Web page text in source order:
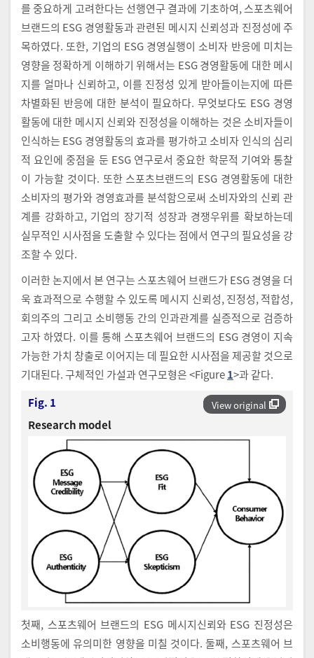
를 중요하게 고려한다는 선행연구 결과에 기초하여, 스포츠웨어
브랜드의 ESG 경영활동과 관련된 메시지 신뢰성과 진정성에 주
목하였다. 또한, 기업의 ESG 경영실행이 소비자 반응에 미치는
영향을 정확하게 이해하기 위해서는 ESG 경영활동에 대한 메시
지를 얼마나 신뢰하고, 이를 진정성 있게 받아들이는지에 따른
차별화된 반응에 대한 분석이 필요하다. 무엇보다도 ESG 경영
활동에 대한 메시지 신뢰와 진정성을 이해하는 것은 소비자들이
인식하는 ESG 경영활동의 효과를 평가하고 소비자 인식의 심리
적 요인에 중점을 둔 ESG 연구로서 중요한 학문적 기여와 통찰
이 가능할 것이다. 또한 스포츠브랜드의 ESG 경영활동에 대한
소비자의 평가와 경영효과를 분석함으로써 소비자와의 신뢰 관
계를 강화하고, 기업의 장기적 성장과 경쟁우위를 확보하는데
실무적인 시사점을 도출할 수 있다는 점에서 연구의 필요성을 강
조할 수 있다.
이러한 논지에서 본 연구는 스포츠웨어 브랜드가 ESG 경영을 더
욱 효과적으로 수행할 수 있도록 메시지 신뢰성, 진정성, 적합성,
회의주의 그리고 소비행동 간의 인과관계를 실증적으로 검증하
고자 하였다. 이를 통해 스포츠웨어 브랜드의 ESG 경영이 지속
가능한 가치 창출로 이어지는 데 필요한 시사점을 제공할 것으로
기대된다. 구체적인 가설과 연구모형은 <Figure1>과 같다.
View original
Fig. 1
Research model
첫째, 스포츠웨어 브랜드의 ESG 메시지신뢰와 ESG 진정성은
소비행동에 유의미한 영향을 미칠 것이다. 둘째, 스포츠웨어 브